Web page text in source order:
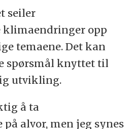
fattigdom og
samtidig som vi
ta opp
arbeid for
under overskriften ”det
for bærekraftig
seiler
klimaendringer opp
temaene. Det kan
spørsmål knyttet til
utvikling.
å ta
alvor, men jeg synes